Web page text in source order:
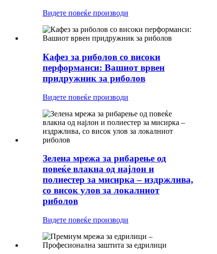
Видете повеќе производи
Кафез за риболов со високи
перформанси: Вашиот врвен
придружник за риболов
Видете повеќе производи
Зелена мрежа за рибарење од
повеќе влакна од најлон и
полиестер за мисирка – издржлива,
со висок улов за локалниот
риболов
Видете повеќе производи